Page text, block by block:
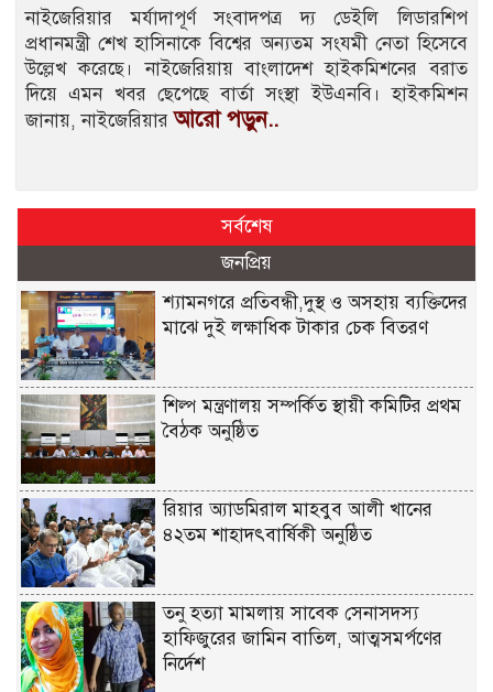
নাইজেরিয়ার মর্যাদাপূর্ণ সংবাদপত্র দ্য ডেইলি লিডারশিপ
প্রধানমন্ত্রী শেখ হাসিনাকে বিশ্বের অন্যতম সংযমী নেতা হিসেবে
উল্লেখ করেছে। নাইজেরিয়ায় বাংলাদেশ হাইকমিশনের বরাত
দিয়ে এমন খবর ছেপেছে বার্তা সংস্থা ইউএনবি। হাইকমিশন
জানায়, নাইজেরিয়ারআরো পড়ুন..
সর্বশেষ
জনপ্রিয়
শ্যামনগরে প্রতিবন্ধী,দুস্থ ও অসহায় ব্যক্তিদের
মাঝে দুই লক্ষাধিক টাকার চেক বিতরণ
শিল্প মন্ত্রণালয় সম্পর্কিত স্থায়ী কমিটির প্রথম
বৈঠক অনুষ্ঠিত
রিয়ার অ্যাডমিরাল মাহবুব আলী খানের
৪২তম শাহাদৎবার্ষিকী অনুষ্ঠিত
তনু হত্যা মামলায় সাবেক সেনাসদস্য
হাফিজুরের জামিন বাতিল, আত্মসমর্পণের
নির্দেশ